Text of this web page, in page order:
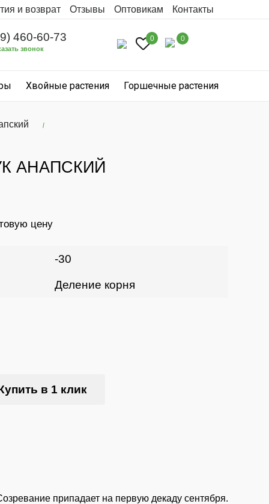
и возврат Отзывы Оптовикам Контакты
460-60-73
звонок
0 0
Хвойные растения Горшечные растения
АНАПСКИЙ
цену
-30
Деление корня
в 1 клик
припадает на первую декаду сентября.